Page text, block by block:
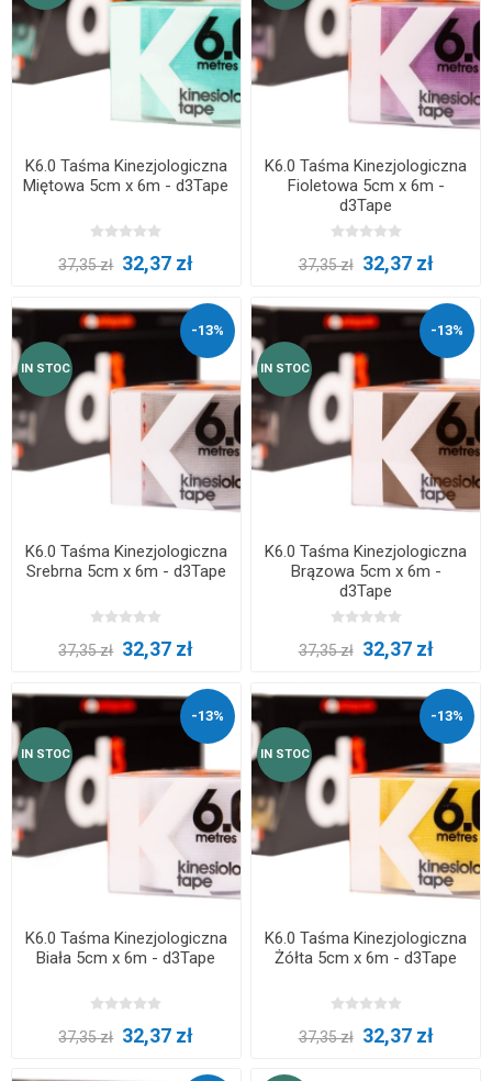
K6.0 Taśma Kinezjologiczna
Miętowa 5cm x 6m - d3Tape
37,35 zł 32,37 zł
K6.0 Taśma Kinezjologiczna
Fioletowa 5cm x 6m -
d3Tape
37,35 zł 32,37 zł
-13%
IN STOC
K6.0 Taśma Kinezjologiczna
Srebrna 5cm x 6m - d3Tape
37,35 zł 32,37 zł
-13%
IN STOC
K6.0 Taśma Kinezjologiczna
Brązowa 5cm x 6m -
d3Tape
37,35 zł 32,37 zł
-13%
IN STOC
K6.0 Taśma Kinezjologiczna
Biała 5cm x 6m - d3Tape
37,35 zł 32,37 zł
-13%
IN STOC
K6.0 Taśma Kinezjologiczna
Żółta 5cm x 6m - d3Tape
37,35 zł 32,37 zł